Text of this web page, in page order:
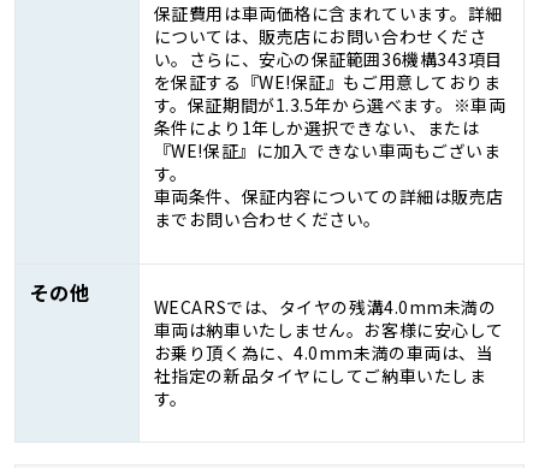
保証費用は車両価格に含まれています。詳細
については、販売店にお問い合わせくださ
い。さらに、安心の保証範囲36機構343項目
を保証する『WE!保証』もご用意しておりま
す。保証期間が1.3.5年から選べます。※車両
条件により1年しか選択できない、または
『WE!保証』に加入できない車両もございま
す。
車両条件、保証内容についての詳細は販売店
までお問い合わせください。
その他
WECARSでは、タイヤの残溝4.0mm未満の
車両は納車いたしません。お客様に安心して
お乗り頂く為に、4.0mm未満の車両は、当
社指定の新品タイヤにしてご納車いたしま
す。